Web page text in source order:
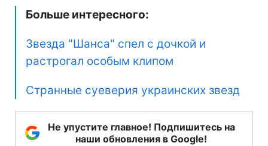
Больше интересного:
Звезда "Шанса" спел с дочкой и
растрогал особым клипом
Странные суеверия украинских звезд
Не упустите главное! Подпишитесь на
наши обновления в Google!